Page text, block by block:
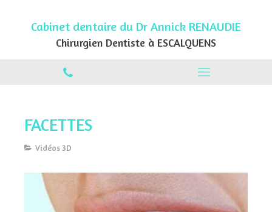
Cabinet dentaire du Dr Annick RENAUDIE
Chirurgien Dentiste à ESCALQUENS
FACETTES
Vidéos 3D